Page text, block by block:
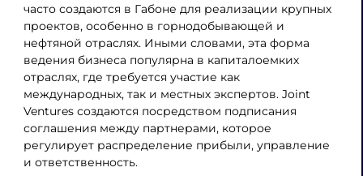
часто создаются в Габоне для реализации крупных
проектов, особенно в горнодобывающей и
нефтяной отраслях. Иными словами, эта форма
ведения бизнеса популярна в капиталоемких
отраслях, где требуется участие как
международных, так и местных экспертов. Joint
Ventures создаются посредством подписания
соглашения между партнерами, которое
регулирует распределение прибыли, управление
и ответственность.